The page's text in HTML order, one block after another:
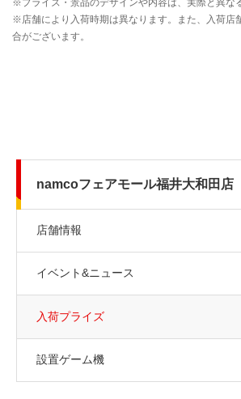
namcoフェアモール福井大和田店
店舗情報
イベント&ニュース
入荷プライズ
設置ゲーム機